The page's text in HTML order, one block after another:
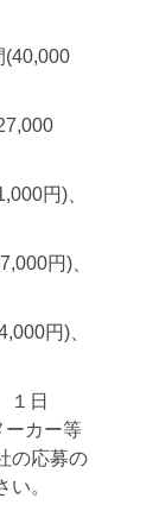
(40,000
円)、
円)、
円)、
１日
カー等
の応募の
。